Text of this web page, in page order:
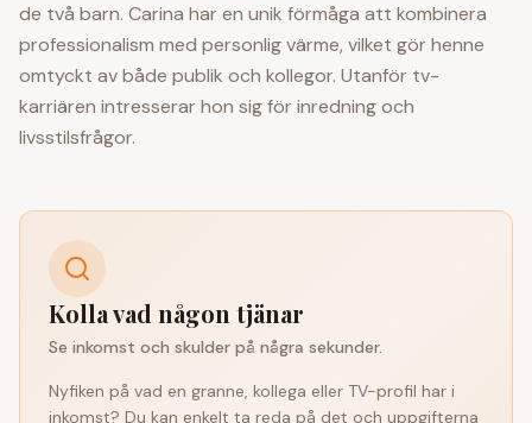
de två barn. Carina har en unik förmåga att kombinera
professionalism med personlig värme, vilket gör henne
omtyckt av både publik och kollegor. Utanför tv-
karriären intresserar hon sig för inredning och
livsstilsfrågor.
Kolla vad någon tjänar
Se inkomst och skulder på några sekunder.
Nyfiken på vad en granne, kollega eller TV-profil har i
inkomst? Du kan enkelt ta reda på det och uppgifterna